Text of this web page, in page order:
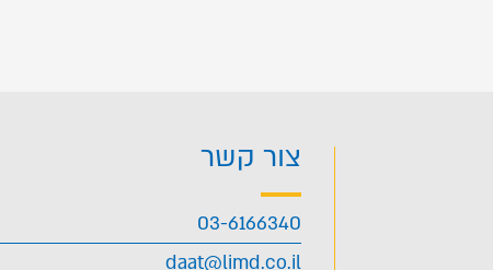
צור קשר
03-6166340
daat@limd.co.il